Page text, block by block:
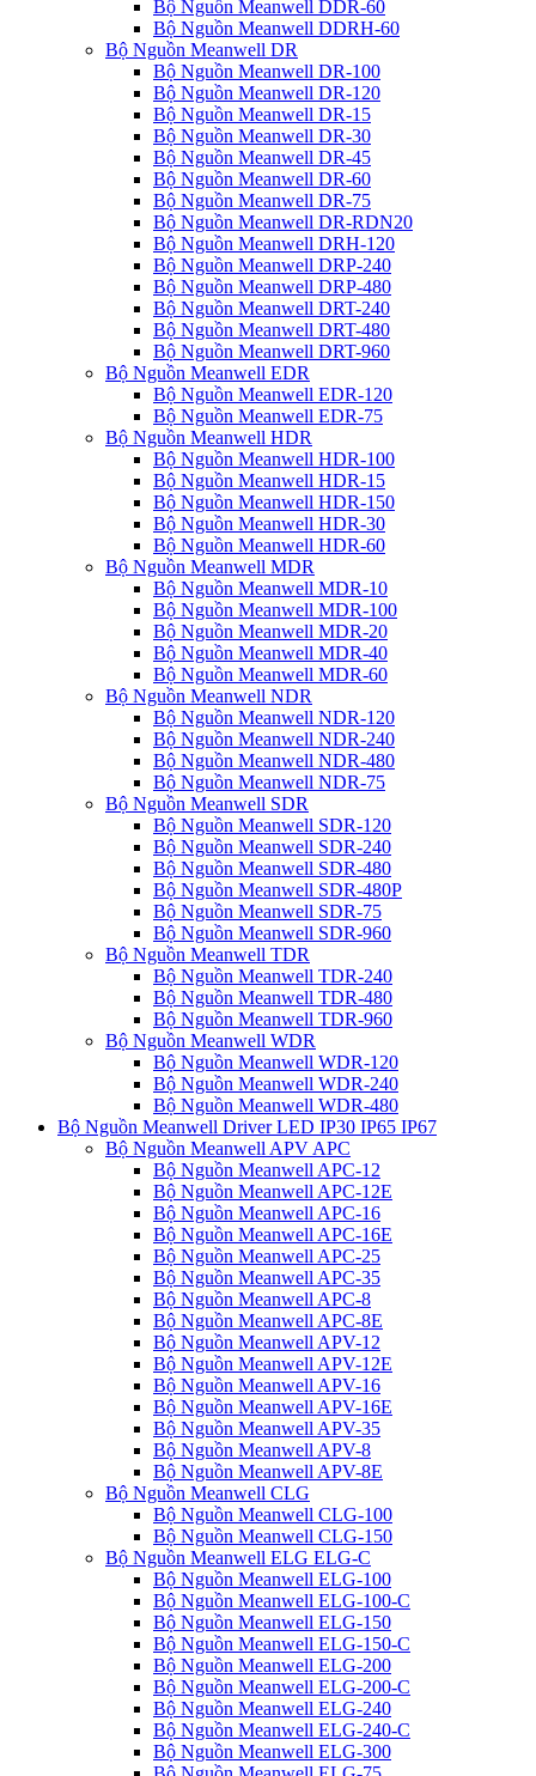
Bộ Nguồn Meanwell DDR-60
Bộ Nguồn Meanwell DDRH-60
Bộ Nguồn Meanwell DR
Bộ Nguồn Meanwell DR-100
Bộ Nguồn Meanwell DR-120
Bộ Nguồn Meanwell DR-15
Bộ Nguồn Meanwell DR-30
Bộ Nguồn Meanwell DR-45
Bộ Nguồn Meanwell DR-60
Bộ Nguồn Meanwell DR-75
Bộ Nguồn Meanwell DR-RDN20
Bộ Nguồn Meanwell DRH-120
Bộ Nguồn Meanwell DRP-240
Bộ Nguồn Meanwell DRP-480
Bộ Nguồn Meanwell DRT-240
Bộ Nguồn Meanwell DRT-480
Bộ Nguồn Meanwell DRT-960
Bộ Nguồn Meanwell EDR
Bộ Nguồn Meanwell EDR-120
Bộ Nguồn Meanwell EDR-75
Bộ Nguồn Meanwell HDR
Bộ Nguồn Meanwell HDR-100
Bộ Nguồn Meanwell HDR-15
Bộ Nguồn Meanwell HDR-150
Bộ Nguồn Meanwell HDR-30
Bộ Nguồn Meanwell HDR-60
Bộ Nguồn Meanwell MDR
Bộ Nguồn Meanwell MDR-10
Bộ Nguồn Meanwell MDR-100
Bộ Nguồn Meanwell MDR-20
Bộ Nguồn Meanwell MDR-40
Bộ Nguồn Meanwell MDR-60
Bộ Nguồn Meanwell NDR
Bộ Nguồn Meanwell NDR-120
Bộ Nguồn Meanwell NDR-240
Bộ Nguồn Meanwell NDR-480
Bộ Nguồn Meanwell NDR-75
Bộ Nguồn Meanwell SDR
Bộ Nguồn Meanwell SDR-120
Bộ Nguồn Meanwell SDR-240
Bộ Nguồn Meanwell SDR-480
Bộ Nguồn Meanwell SDR-480P
Bộ Nguồn Meanwell SDR-75
Bộ Nguồn Meanwell SDR-960
Bộ Nguồn Meanwell TDR
Bộ Nguồn Meanwell TDR-240
Bộ Nguồn Meanwell TDR-480
Bộ Nguồn Meanwell TDR-960
Bộ Nguồn Meanwell WDR
Bộ Nguồn Meanwell WDR-120
Bộ Nguồn Meanwell WDR-240
Bộ Nguồn Meanwell WDR-480
Bộ Nguồn Meanwell Driver LED IP30 IP65 IP67
Bộ Nguồn Meanwell APV APC
Bộ Nguồn Meanwell APC-12
Bộ Nguồn Meanwell APC-12E
Bộ Nguồn Meanwell APC-16
Bộ Nguồn Meanwell APC-16E
Bộ Nguồn Meanwell APC-25
Bộ Nguồn Meanwell APC-35
Bộ Nguồn Meanwell APC-8
Bộ Nguồn Meanwell APC-8E
Bộ Nguồn Meanwell APV-12
Bộ Nguồn Meanwell APV-12E
Bộ Nguồn Meanwell APV-16
Bộ Nguồn Meanwell APV-16E
Bộ Nguồn Meanwell APV-35
Bộ Nguồn Meanwell APV-8
Bộ Nguồn Meanwell APV-8E
Bộ Nguồn Meanwell CLG
Bộ Nguồn Meanwell CLG-100
Bộ Nguồn Meanwell CLG-150
Bộ Nguồn Meanwell ELG ELG-C
Bộ Nguồn Meanwell ELG-100
Bộ Nguồn Meanwell ELG-100-C
Bộ Nguồn Meanwell ELG-150
Bộ Nguồn Meanwell ELG-150-C
Bộ Nguồn Meanwell ELG-200
Bộ Nguồn Meanwell ELG-200-C
Bộ Nguồn Meanwell ELG-240
Bộ Nguồn Meanwell ELG-240-C
Bộ Nguồn Meanwell ELG-300